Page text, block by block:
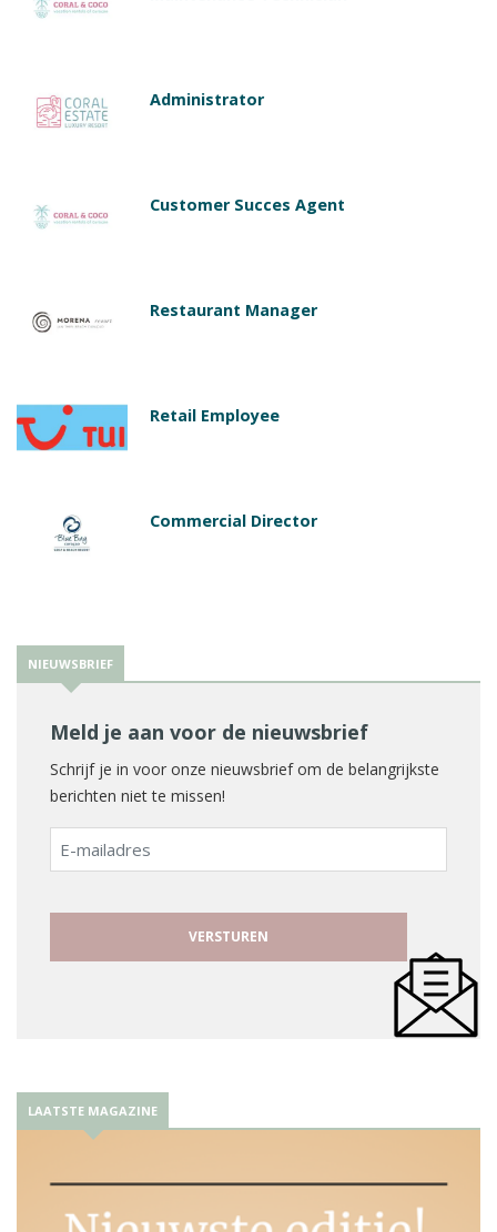
Administrator
Customer Succes Agent
Restaurant Manager
Retail Employee
Commercial Director
NIEUWSBRIEF
Meld je aan voor de nieuwsbrief
Schrijf je in voor onze nieuwsbrief om de belangrijkste
berichten niet te missen!
E-
mailadres
LAATSTE MAGAZINE